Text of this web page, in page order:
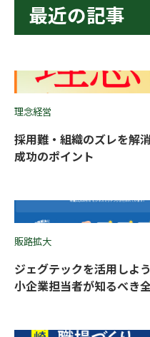
最近の記事
理念経営
採用難・組織のズレを解
成功のポイント
販路拡大
ジェグテックを活用しよ
小企業担当者が知るべき